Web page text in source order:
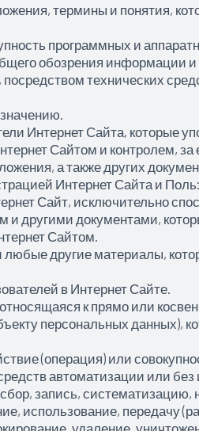
термины и понятия,
программных и
обозрения информации и
технических
Интернет Сайта, которые
Сайтом и контролем, за
а также других
Интернет Сайта и
Сайт, исключительно
другими документами,
Сайтом.
любые другие материалы,
в Интернет Сайте.
к прямо или
персональных данных),
(операция) или
автоматизации или без
запись, систематизацию,
использование, передачу
удаление,